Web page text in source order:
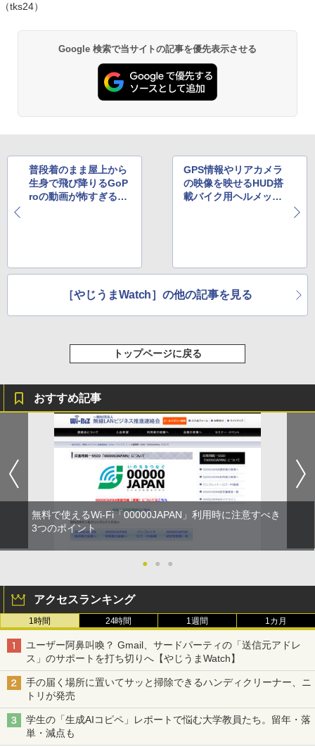
（tks24）
Google 検索で当サイトの記事を優先表示させる
普段着のまま屋上から
生身で飛び降りるGoP
roの動画が怖すぎると
GPS情報やリアカメラ
の映像を映せるHUD搭
載バイク用ヘルメット
［やじうまWatch］の他の記事を見る
トップページに戻る
おすすめ記事
無料で使えるWi-Fi「00000JAPAN」利用時に注意すべき
3つのポイント
● ● ●
アクセスランキング
1時間 24時間 1週間 1カ月
ユーザー阿鼻叫喚？ Gmail、サードパーティの「送信元アドレ
ス」のサポートを打ち切りへ【やじうまWatch】
手の届く場所に置いてサッと掃除できるハンディクリーナー、ニ
トリが発売
学生の「生成AIコピペ」レポートで悩む大学教員たち。留年・落
単・減点も